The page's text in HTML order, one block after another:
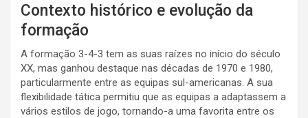
Contexto histórico e evolução da
formação
A formação 3-4-3 tem as suas raízes no início do século
XX, mas ganhou destaque nas décadas de 1970 e 1980,
particularmente entre as equipas sul-americanas. A sua
flexibilidade tática permitiu que as equipas a adaptassem a
vários estilos de jogo, tornando-a uma favorita entre os